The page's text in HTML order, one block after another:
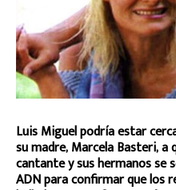
Luis Miguel podría estar
su madre, Marcela Basteri, a
cantante y sus hermanos se
ADN para confirmar que los